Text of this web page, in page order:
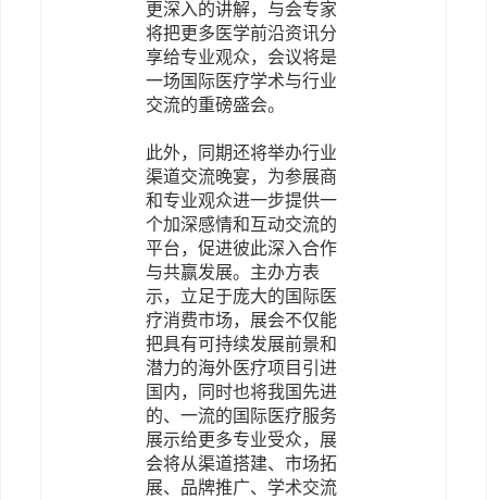
更深入的讲解，与会专家
将把更多医学前沿资讯分
享给专业观众，会议将是
一场国际医疗学术与行业
交流的重磅盛会。
此外，同期还将举办行业
渠道交流晚宴，为参展商
和专业观众进一步提供一
个加深感情和互动交流的
平台，促进彼此深入合作
与共赢发展。主办方表
示，立足于庞大的国际医
疗消费市场，展会不仅能
把具有可持续发展前景和
潜力的海外医疗项目引进
国内，同时也将我国先进
的、一流的国际医疗服务
展示给更多专业受众，展
会将从渠道搭建、市场拓
展、品牌推广、学术交流